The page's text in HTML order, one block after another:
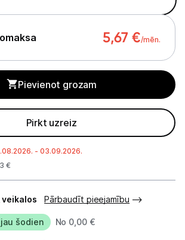
sūcēju aksesuāri
iekārtas
gludekļi
tīrītāji
tehnika
iekārtas
5,67 €/mēn.
Pievienot grozam
Pirkt uzreiz
- 03.09.2026.
€
veikalos Pārbaudīt pieejamību
jau šodien No 0,00 €